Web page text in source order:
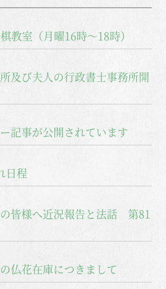
教室（月曜16時～18時）
及び夫人の行政書士事務所開
記事が公開されています
日程
の皆様へ近況報告と法話 第81
仏花在庫につきまして